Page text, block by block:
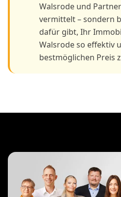
Walsrode und
vermittelt – sondern
dafür gibt, Ihr
Walsrode so effektiv
bestmöglichen Preis